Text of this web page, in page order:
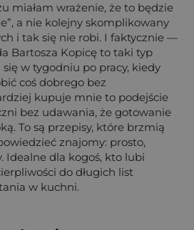
miałam wrażenie, że to będzie
a nie kolejny skomplikowany
i tak się nie robi. I faktycznie —
Bartosza Kopicę to taki typ
w tygodniu po pracy, kiedy
coś dobrego bez
kupuje mnie to podejście
bez udawania, że gotowanie
To są przepisy, które brzmią
znajomy: prosto,
Idealne dla kogoś, kto lubi
do długich list
w kuchni.